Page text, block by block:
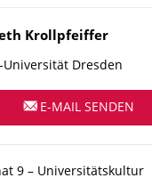
Krollpfeiffer
Universität Dresden
E-MAIL SENDEN
9 – Universitätskultur
9 – Universitätskultur